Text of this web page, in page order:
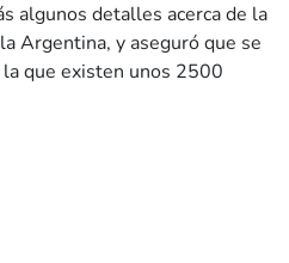
algunos detalles acerca de la
Argentina, y aseguró que se
que existen unos 2500